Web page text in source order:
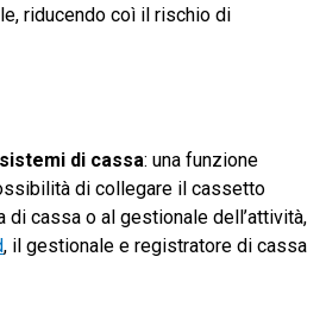
riducendo coì il rischio di
di cassa: una funzione
di collegare il cassetto
cassa o al gestionale dell’attività,
, il gestionale e registratore di cassa